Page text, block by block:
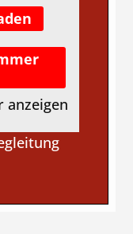
anzeigen